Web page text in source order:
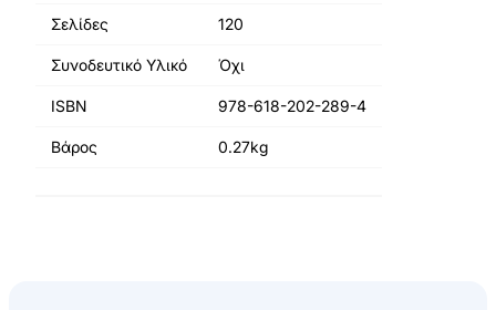
Σελίδες 120
Συνοδευτικό Υλικό Όχι
ISBN 978-618-202-289-4
Βάρος 0.27kg